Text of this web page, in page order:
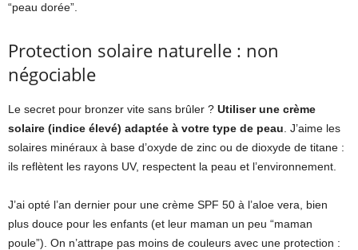
“peau dorée”.
Protection solaire naturelle : non
négociable
Le secret pour bronzer vite sans brûler ? Utiliser une crème
solaire (indice élevé) adaptée à votre type de peau . J’aime les
solaires minéraux à base d’oxyde de zinc ou de dioxyde de titane :
ils reflètent les rayons UV, respectent la peau et l’environnement.
J’ai opté l’an dernier pour une crème SPF 50 à l’aloe vera, bien
plus douce pour les enfants (et leur maman un peu “maman
poule”). On n’attrape pas moins de couleurs avec une protection :